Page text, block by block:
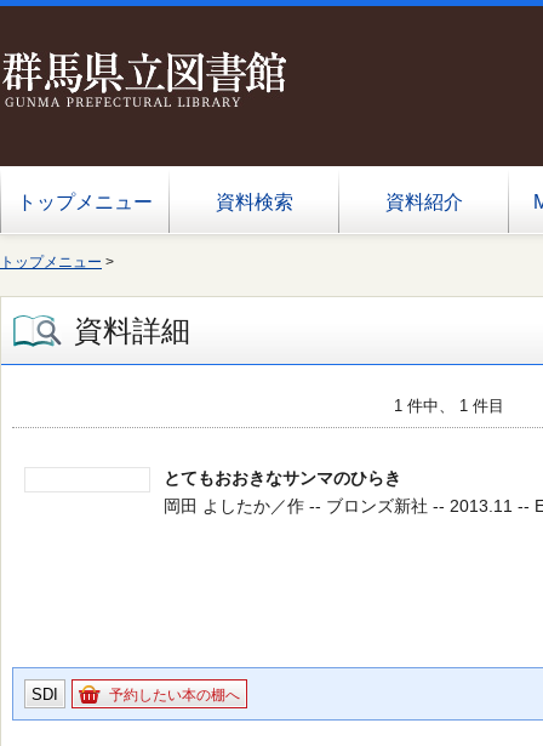
トップメニュー 資料検索 資料紹介
トップメニュー >
資料詳細
1 件中、 1 件目
とてもおおきなサンマのひらき
岡田 よしたか／作 -- ブロンズ新社 -- 2013.11 --
SDI 予約したい本の棚へ